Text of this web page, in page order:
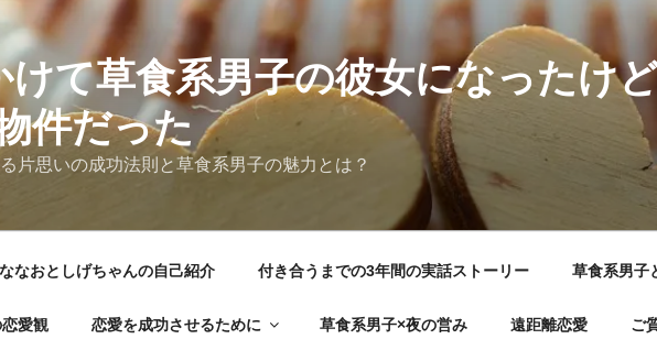
けて草食系男子の彼女になったけ
件だった
片思いの成功法則と草食系男子の魅力とは？
ななおとしげちゃんの自己紹介 付き合うまでの3年間の実話ストーリー 草食系男子
愛観 恋愛を成功させるために 草食系男子×夜の営み 遠距離恋愛 ご